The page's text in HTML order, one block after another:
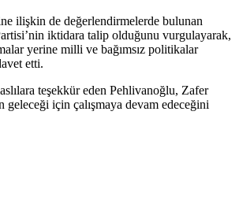
ilişkin de değerlendirmelerde bulunan
iktidara talip olduğunu vurgulayarak,
yerine milli ve bağımsız politikalar
etti.
teşekkür eden Pehlivanoğlu, Zafer
geleceği için çalışmaya devam edeceğini